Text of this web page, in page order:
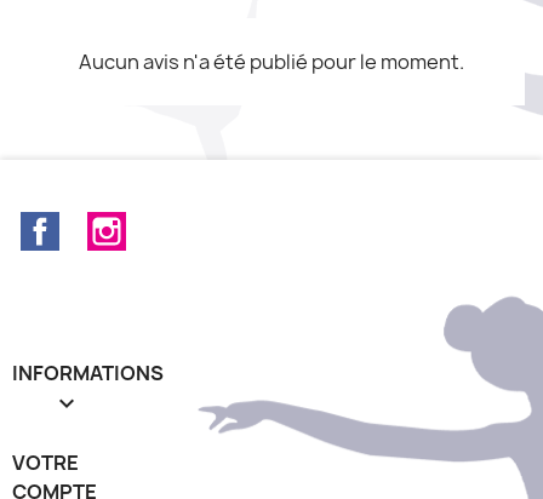
Aucun avis n'a été publié pour le moment.
Facebook
INFORMATIONS

VOTRE
COMPTE